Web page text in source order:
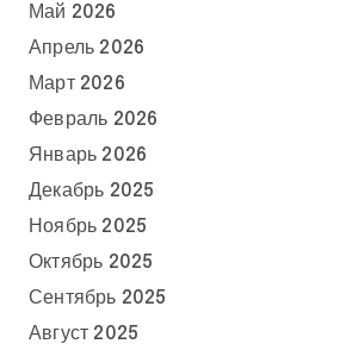
Май 2026
Апрель 2026
Март 2026
Февраль 2026
Январь 2026
Декабрь 2025
Ноябрь 2025
Октябрь 2025
Сентябрь 2025
Август 2025